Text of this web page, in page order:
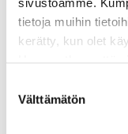
tietoja muihin
kerätty, kun olet
Välttämätön
Palvelut
Laskutus